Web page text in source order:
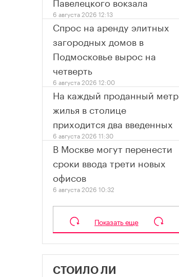
6 августа 2026 12:13
Спрос на аренду элитных
загородных домов в
Подмосковье вырос на
четверть
6 августа 2026 12:00
На каждый проданный метр
жилья в столице
приходится два введенных
6 августа 2026 11:30
В Москве могут перенести
сроки ввода трети новых
офисов
6 августа 2026 10:32
Показать еще
СТОИЛО ЛИ